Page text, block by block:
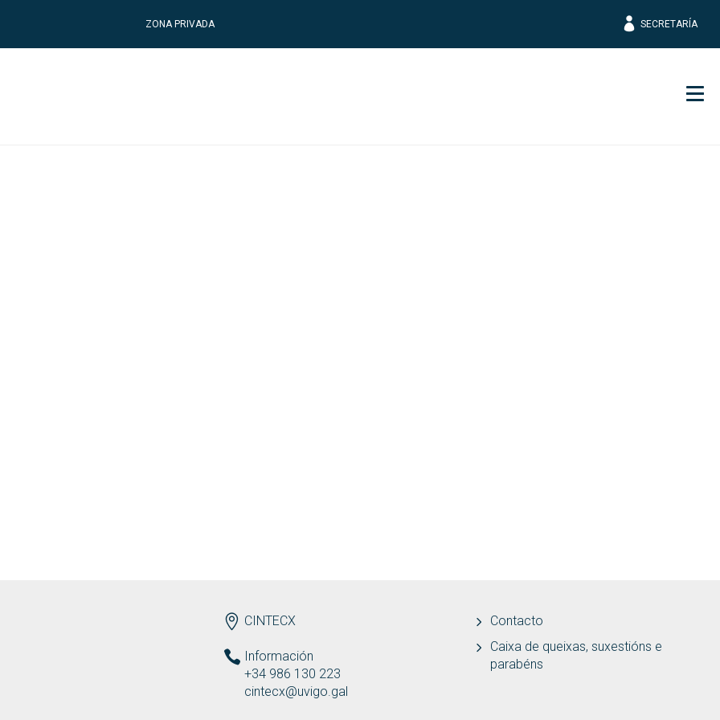
ZONA PRIVADA SECRETARÍA
ENDEREZOCINTECX
Información
+34 986 130 223
cintecx@uvigo.gal
Contacto
Caixa de queixas, suxestións e
parabéns